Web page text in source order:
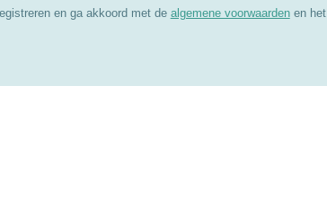
en ga akkoord met de algemene voorwaardenen het